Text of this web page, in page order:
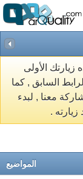
زيارتك الأولى
السابق , كما
معنا , لبدء
.
المواضيع